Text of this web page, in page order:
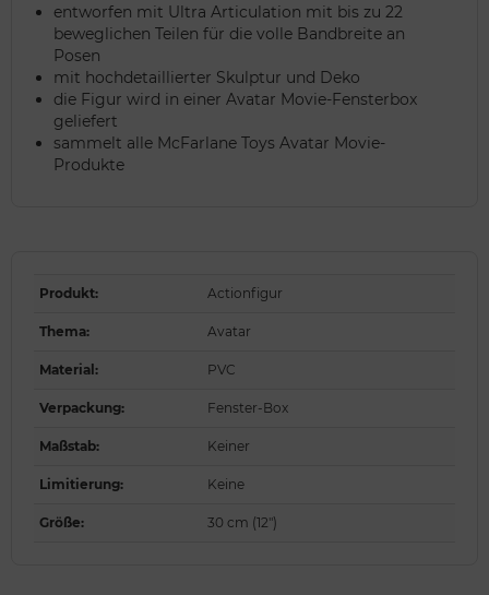
entworfen mit Ultra Articulation mit bis zu 22
beweglichen Teilen für die volle Bandbreite an
Posen
mit hochdetaillierter Skulptur und Deko
die Figur wird in einer Avatar Movie-Fensterbox
geliefert
sammelt alle McFarlane Toys Avatar Movie-
Produkte
Produkt: Actionfigur
Thema: Avatar
Material: PVC
Verpackung: Fenster-Box
Maßstab: Keiner
Limitierung: Keine
Größe: 30 cm (12")